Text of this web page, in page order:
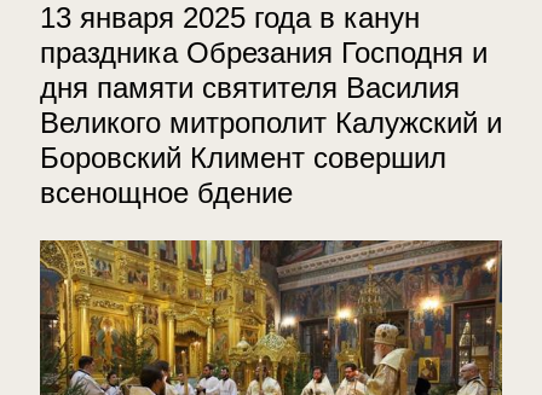
13 января 2025 года в канун
праздника Обрезания Господня и
дня памяти святителя Василия
Великого митрополит Калужский и
Боровский Климент совершил
всенощное бдение